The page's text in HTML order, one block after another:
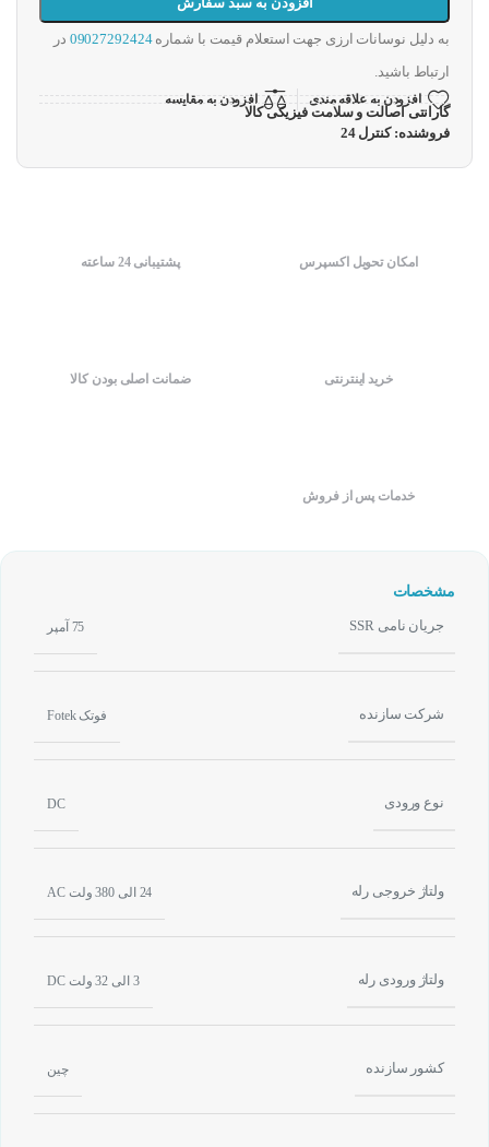
به دلیل نوسانات ارزی جهت استعلام قیمت با شماره09027292424 در
ارتباط باشید.
افزودن به علاقه مندی افزودن به مقایسه
گارانتی اصالت و سلامت فیزیکی کالا
فروشنده: کنترل 24
امکان تحویل اکسپرس پشتیبانی 24 ساعته
خرید اینترنتی ضمانت اصلی بودن کالا
خدمات پس از فروش
مشخصات
جریان نامی SSR 75 آمپر
شرکت سازنده فوتک Fotek
نوع ورودی DC
ولتاژ خروجی رله 24 الی 380 ولت AC
ولتاژ ورودی رله 3 الی 32 ولت DC
کشور سازنده چین